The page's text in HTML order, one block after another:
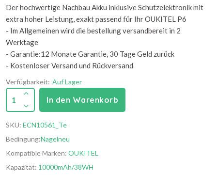
Der hochwertige Nachbau Akku inklusive Schutzelektronik mit
extra hoher Leistung, exakt passend für Ihr OUKITEL P6
- Im Allgemeinen wird die bestellung versandbereit in 2
Werktage
- Garantie:12 Monate Garantie, 30 Tage Geld zurück
- Kostenloser Versand und Rückversand
Verfügbarkeit: Auf Lager
1 In den Warenkorb
SKU: ECN10561_Te
Bedingung:Nagelneu
Kompatible Marken: OUKITEL
Kapazität: 10000mAh/38WH